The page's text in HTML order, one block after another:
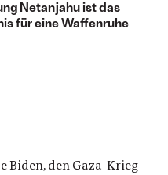
Netanjahu ist das
für eine Waffenruhe
Biden, den Gaza-Krieg